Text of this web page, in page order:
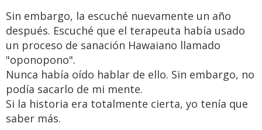
Sin embargo, la escuché nuevamente un año
después. Escuché que el terapeuta había usado
un proceso de sanación Hawaiano llamado
"oponopono".
Nunca había oído hablar de ello. Sin embargo, no
podía sacarlo de mi mente.
Si la historia era totalmente cierta, yo tenía que
saber más.